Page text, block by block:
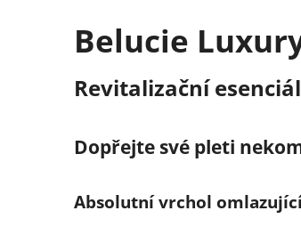
Belucie
Revitalizační
Dopřejte své pleti
Absolutní vrchol